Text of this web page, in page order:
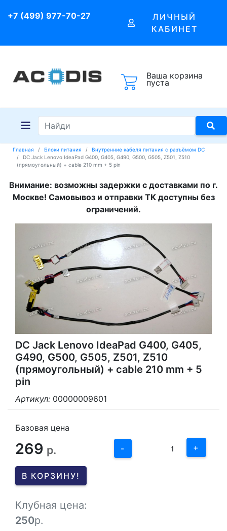
+7 (499) 977-70-27
ЛИЧНЫЙ
КАБИНЕТ
Ваша корзина
пуста
Главная Блоки питания
Внутренние кабеля питания с разъёмом DC
DC Jack Lenovo IdeaPad G400, G405, G490, G500, G505, Z501, Z510
(прямоугольный) + cable 210 mm + 5 pin
Внимание: возможны задержки с доставками по г.
Москве! Самовывоз и отправки ТК доступны без
ограничений.
DC Jack Lenovo IdeaPad G400, G405,
G490, G500, G505, Z501, Z510
(прямоугольный) + cable 210 mm + 5
pin
Артикул: 00000009601
Базовая цена
269 р. -
3
1
+
В КОРЗИНУ!
Клубная цена:
250р.